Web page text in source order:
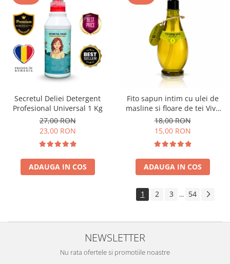
Secretul Deliei Detergent
Profesional Universal 1 Kg
27,00 RON
23,00 RON
ADAUGA IN COS
Fito sapun intim cu ulei de
masline si floare de tei Viva
Oliva 400 ml
18,00 RON
15,00 RON
ADAUGA IN COS
1 2 3 ... 54
NEWSLETTER
Nu rata ofertele si promotiile noastre